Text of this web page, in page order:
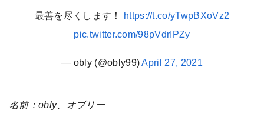
最善を尽くします！
https://t.co/yTwpBXoVz2
pic.twitter.com/98pVdrIPZy
— obly (@obly99)April 27, 2021
名前：obly、オブリー